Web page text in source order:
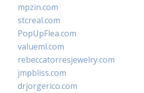
mpzin.com
stcreal.com
PopUpFlea.com
valueml.com
rebeccatorresjewelry.com
jmpbliss.com
drjorgerico.com